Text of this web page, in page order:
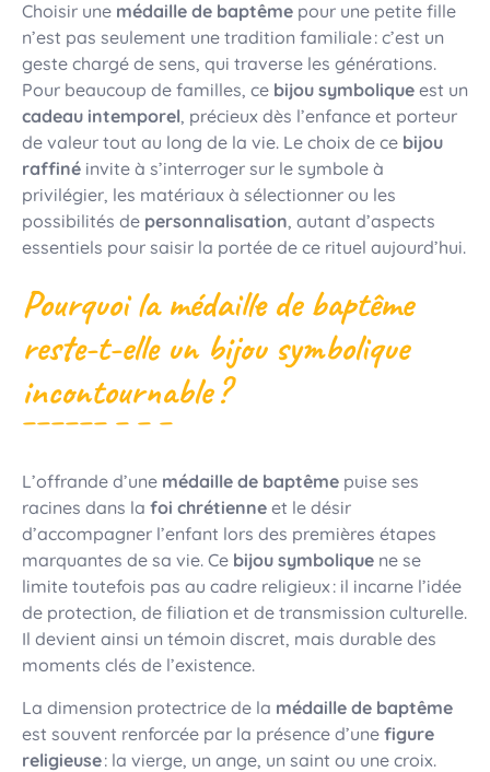
Choisir une médaille de baptême pour une petite fille
n’est pas seulement une tradition familiale : c’est un
geste chargé de sens, qui traverse les générations.
Pour beaucoup de familles, ce bijou symbolique est un
cadeau intemporel, précieux dès l’enfance et porteur
de valeur tout au long de la vie. Le choix de ce bijou
raffiné invite à s’interroger sur le symbole à
privilégier, les matériaux à sélectionner ou les
possibilités de personnalisation, autant d’aspects
essentiels pour saisir la portée de ce rituel aujourd’hui.
Pourquoi la médaille de baptême
reste-t-elle un bijou symbolique
incontournable ?
L’offrande d’une médaille de baptême puise ses
racines dans la foi chrétienne et le désir
d’accompagner l’enfant lors des premières étapes
marquantes de sa vie. Ce bijou symbolique ne se
limite toutefois pas au cadre religieux : il incarne l’idée
de protection, de filiation et de transmission culturelle.
Il devient ainsi un témoin discret, mais durable des
moments clés de l’existence.
La dimension protectrice de la médaille de baptême
est souvent renforcée par la présence d’une figure
religieuse: la vierge, un ange, un saint ou une croix.